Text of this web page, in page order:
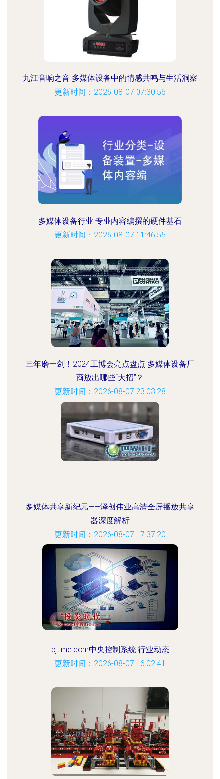
九江音响之音 多媒体设备中的情感共鸣与生活洞察
更新时间：2026-08-07 07:30:56
多媒体设备行业 专业内容编撰的硬件基石
更新时间：2026-08-07 11:46:55
三年磨一剑！2024工博会亮点盘点 多媒体设备厂
商放出哪些“大招”？
更新时间：2026-08-07 23:03:28
多媒体共享新纪元——泽创伟业高清全屏播放共享
器深度解析
更新时间：2026-08-07 17:37:20
pjtime.com中央控制系统 行业动态
更新时间：2026-08-07 16:02:41